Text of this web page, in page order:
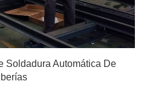
Soldadura Automática De